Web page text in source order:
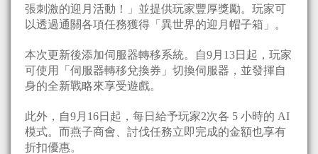
張刺激的迎月活動！」並提供玩家豐厚獎勵。玩家可
以透過通關各項任務獲得「異世界的迎月帽子箱」。
本次更新後添加伺服器轉移系統。自9月13日起，玩家
可使用「伺服器轉移兌換券」切換伺服器，並發揮自
身的全新戰略來享受遊戲。
此外，自9月16日起，每日給予玩家2次各 5 小時的 AI
模式。而燕子商會、討伐任務立即完成的金額也享有
折扣優惠。